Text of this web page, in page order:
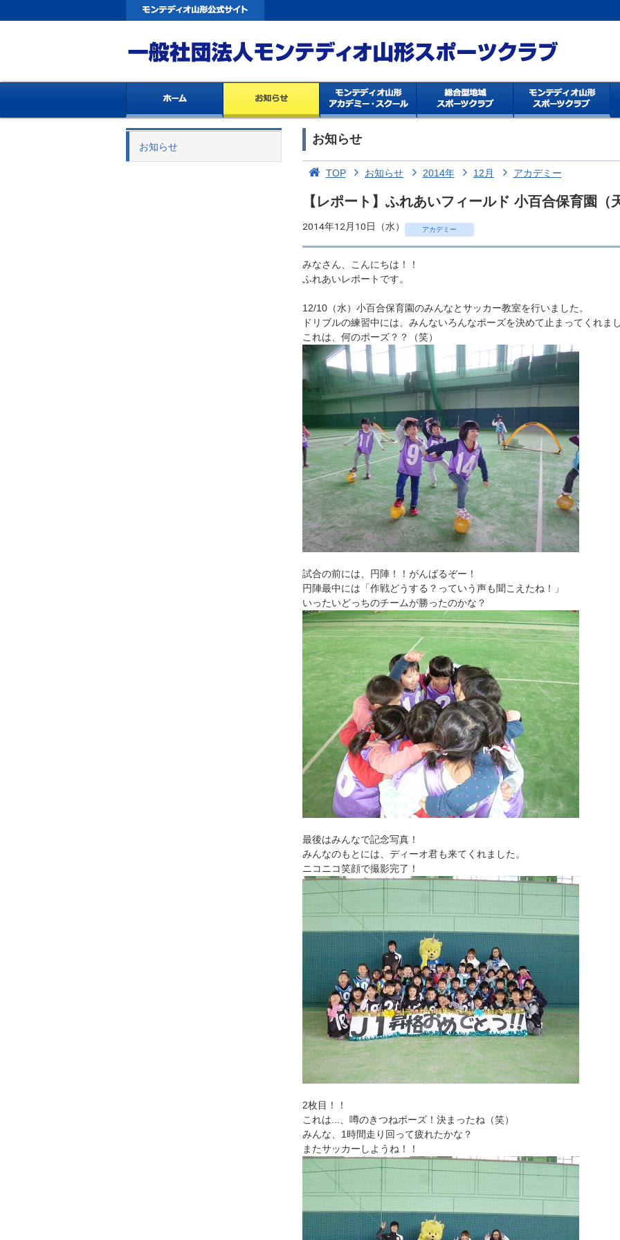
お知らせ
お知らせ
TOP お知らせ 2014年 12月 アカデミー
【レポート】ふれあいフィールド 小百合保育園（
2014年12月10日（水） アカデミー
みなさん、こんにちは！！
ふれあいレポートです。
12/10（水）小百合保育園のみんなとサッカー教室を行いました。
ドリブルの練習中には、みんないろんなポーズを決めて止まってくれま
これは、何のポーズ？？（笑）
試合の前には、円陣！！がんばるぞー！
円陣最中には「作戦どうする？っていう声も聞こえたね！」
いったいどっちのチームが勝ったのかな？
最後はみんなで記念写真！
みんなのもとには、ディーオ君も来てくれました。
ニコニコ笑顔で撮影完了！
2枚目！！
これは...、噂のきつねポーズ！決まったね（笑）
みんな、1時間走り回って疲れたかな？
またサッカーしようね！！